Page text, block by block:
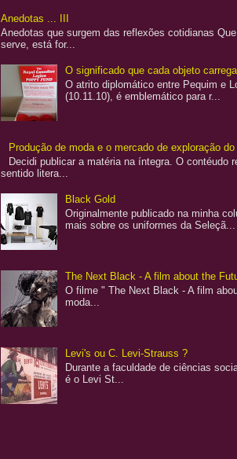
Anedotas ... III
Anedotas que surgem das reflexões cotidianas
serve, está for...
O significado que cada objeto
O atrito diplomático entre Pequim e
(10.11.10), é emblemático para r...
Produção de moda e o mercado de exploração do
Decidi publicar a matéria na íntegra. O contéudo
sentido litera...
Black Gold
Originalmente publicado na minha
mais sobre os uniformes da Seleçã...
The Next Black - A film about the
O filme " The Next Black - A film
moda...
Levi's ou C. Levi-Strauss ?
Durante a faculdade de ciências
é o Levi St...